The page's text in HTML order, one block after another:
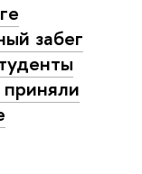
забег